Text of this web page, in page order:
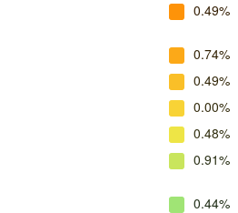
0.49%
0.74%
0.49%
0.00%
0.48%
0.91%
0.44%